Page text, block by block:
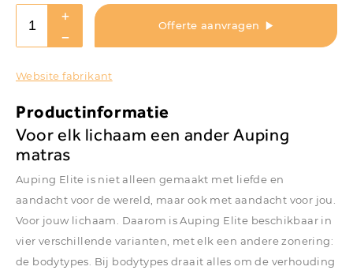
Offerte aanvragen
Website fabrikant
Productinformatie
Voor elk lichaam een ander Auping
matras
Auping Elite is niet alleen gemaakt met liefde en
aandacht voor de wereld, maar ook met aandacht voor jou.
Voor jouw lichaam. Daarom is Auping Elite beschikbaar in
vier verschillende varianten, met elk een andere zonering:
de bodytypes. Bij bodytypes draait alles om de verhouding